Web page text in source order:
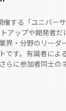
する「ユニバー
アップや開発者
界・分野のリー
です。有識者に
らに参加者同士